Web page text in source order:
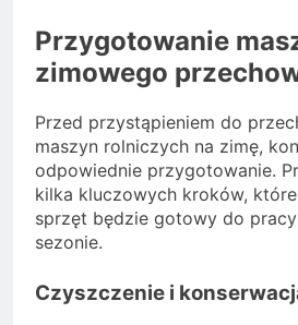
Przygotowanie
zimowego
Przed przystąpieniem do
maszyn rolniczych na zimę,
odpowiednie przygotowanie.
kilka kluczowych kroków,
sprzęt będzie gotowy do
sezonie.
Czyszczenie i